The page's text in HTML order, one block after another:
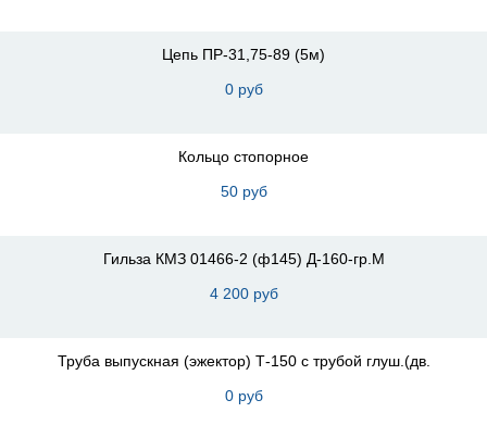
Цепь ПР-31,75-89 (5м)
0 руб
Кольцо стопорное
50 руб
Гильза КМЗ 01466-2 (ф145) Д-160-гр.М
4 200 руб
Труба выпускная (эжектор) Т-150 с трубой глуш.(дв.
0 руб